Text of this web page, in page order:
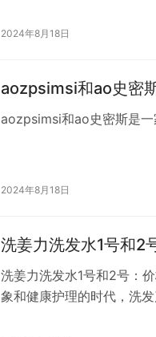
2024年8月18日
aozpsimsi和ao史密
aozpsimsi和ao史密斯是
2024年8月18日
洗姜力洗发水1号和2
洗姜力洗发水1号和2号：
象和健康护理的时代，洗